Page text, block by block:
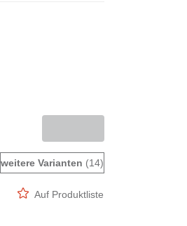
weitere Varianten (14)
Auf Produktliste